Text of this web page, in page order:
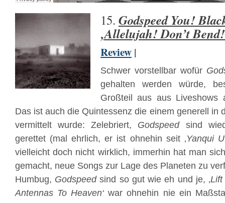
15. Godspeed You!
‚Allelujah! Don’t
Review |
Schwer vorstellbar wofür
gehalten werden würde,
Großteil aus aus Liveshows
Das ist auch die Quintessenz die einem generell in
vermittelt wurde: Zelebriert, Godspeedsind
gerettet (mal ehrlich, er ist ohnehin seit ‚Yanqui
vielleicht doch nicht wirklich, immerhin hat man
gemacht, neue Songs zur Lage des Planeten zu
Humbug, Godspeedsind so gut wie eh und je, ‚Lift
Antennas To Heaven‘ war ohnehin nie ein